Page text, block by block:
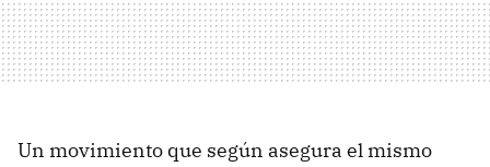
Un movimiento que según asegura el mismo